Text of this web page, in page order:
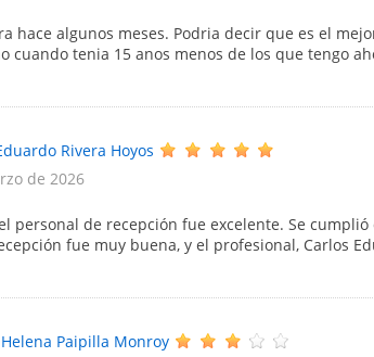
hace algunos meses. Podria decir que es el
cuando tenia 15 anos menos de los que tengo
Rivera Hoyos
de 2026
personal de recepción fue excelente. Se cumplió
fue muy buena, y el profesional, Carlos
Paipilla Monroy